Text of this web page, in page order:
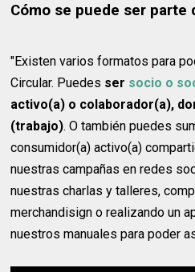
Cómo se puede ser parte
"Existen varios formatos para
Circular. Puedes ser socio o
activo(a) o colaborador(a),
(trabajo). O también puedes
consumidor(a) activo(a)
nuestras campañas en redes
nuestras charlas y talleres,
merchandisign o realizando un
nuestros manuales para poder